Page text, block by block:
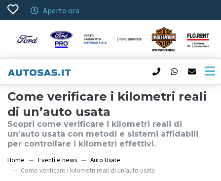
Aperto ora
Come verificare i kilometri reali
di un’auto usata
Scopri come verificare i kilometri reali di
un’auto usata con metodi e sistemi affidabili
per controllare i kilometri effettivi.
Home Eventi e news
Auto Usate
Come verificare i kilometri reali di un’auto usata